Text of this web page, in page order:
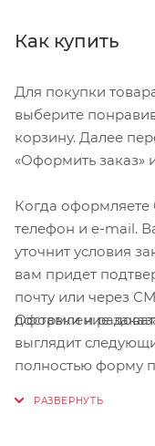
Как купить
Для покупки
выберите
корзину. Далее
«Оформить заказ»
Когда
телефон и e-mail.
уточнит условия
вам придет
почту или через
доставки и
Оформление
выглядит
полностью форму